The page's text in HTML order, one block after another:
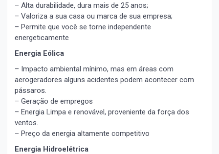
– Alta durabilidade, dura mais de 25 anos;
– Valoriza a sua casa ou marca de sua empresa;
– Permite que você se torne independente
energeticamente
Energia Eólica
– Impacto ambiental mínimo, mas em áreas com
aerogeradores alguns acidentes podem acontecer com
pássaros.
– Geração de empregos
– Energia Limpa e renovável, proveniente da força dos
ventos.
– Preço da energia altamente competitivo
Energia Hidroelétrica